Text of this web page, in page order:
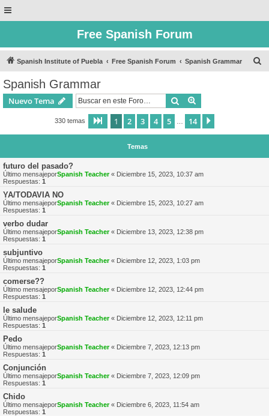
Free Spanish Forum
Spanish Institute of Puebla Free Spanish Forum Spanish Grammar
Spanish Grammar
Nuevo Tema Buscar
330 temas Página de 14
1 2 3 4 5 14
Temas
futuro del pasado?
Último mensajeporSpanish Teacher« Diciembre 15, 2023, 10:37 am
Respuestas: 1
YA/TODAVIA NO
Último mensajeporSpanish Teacher« Diciembre 15, 2023, 10:27 am
Respuestas: 1
verbo dudar
Último mensajeporSpanish Teacher« Diciembre 13, 2023, 12:38 pm
Respuestas: 1
subjuntivo
Último mensajeporSpanish Teacher« Diciembre 12, 2023, 1:03 pm
Respuestas: 1
comerse??
Último mensajeporSpanish Teacher« Diciembre 12, 2023, 12:44 pm
Respuestas: 1
le salude
Último mensajeporSpanish Teacher« Diciembre 12, 2023, 12:11 pm
Respuestas: 1
Pedo
Último mensajeporSpanish Teacher« Diciembre 7, 2023, 12:13 pm
Respuestas: 1
Conjunción
Último mensajeporSpanish Teacher« Diciembre 7, 2023, 12:09 pm
Respuestas: 1
Chido
Último mensajeporSpanish Teacher« Diciembre 6, 2023, 11:54 am
Respuestas: 1